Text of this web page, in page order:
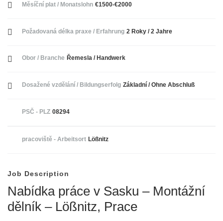
Měsíční plat / Monatslohn €1500-€2000
Požadovaná délka praxe / Erfahrung 2 Roky / 2 Jahre
Obor / Branche Řemesla / Handwerk
Dosažené vzdělání / Bildungserfolg Základní / Ohne Abschluß
PSČ - PLZ 08294
pracoviště - Arbeitsort Lößnitz
Job Description
Nabídka práce v Sasku – Montážní
dělník – Lößnitz, Prace